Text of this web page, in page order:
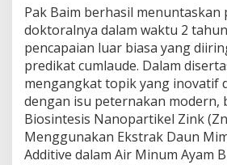
u
i
R
a
w
a
s
R
a
i
Pak Baim berhasil menuntaskan
doktoralnya dalam waktu 2
pencapaian luar biasa yang
predikat cumlaude. Dalam
mengangkat topik yang inovatif
dengan isu peternakan modern,
Biosintesis Nanopartikel Zink
Menggunakan Ekstrak Daun
Additive dalam Air Minum Ayam